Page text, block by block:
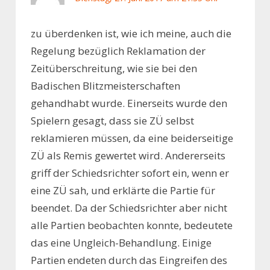
zu überdenken ist, wie ich meine, auch die
Regelung bezüglich Reklamation der
Zeitüberschreitung, wie sie bei den
Badischen Blitzmeisterschaften
gehandhabt wurde. Einerseits wurde den
Spielern gesagt, dass sie ZÜ selbst
reklamieren müssen, da eine beiderseitige
ZÜ als Remis gewertet wird. Andererseits
griff der Schiedsrichter sofort ein, wenn er
eine ZÜ sah, und erklärte die Partie für
beendet. Da der Schiedsrichter aber nicht
alle Partien beobachten konnte, bedeutete
das eine Ungleich-Behandlung. Einige
Partien endeten durch das Eingreifen des